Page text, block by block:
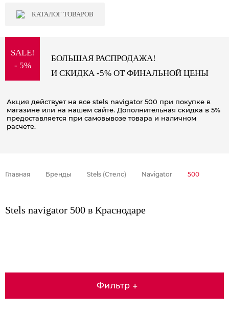
КАТАЛОГ ТОВАРОВ
SALE!
- 5%
БОЛЬШАЯ РАСПРОДАЖА!
И СКИДКА -5% ОТ ФИНАЛЬНОЙ ЦЕНЫ
Акция действует на все stels navigator 500 при покупке в
магазине или на нашем сайте. Дополнительная скидка в 5%
предоставляется при самовывозе товара и наличном
расчете.
Главная Бренды Stels (Стелс) Navigator 500
Stels navigator 500 в Краснодаре
Фильтр +